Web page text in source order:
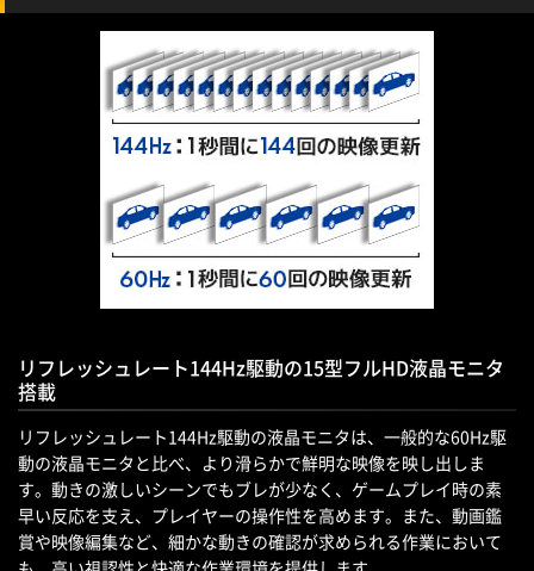
リフレッシュレート144Hz駆動の15型フルHD液晶モニタ
搭載
リフレッシュレート144Hz駆動の液晶モニタは、一般的な60Hz駆
動の液晶モニタと比べ、より滑らかで鮮明な映像を映し出しま
す。動きの激しいシーンでもブレが少なく、ゲームプレイ時の素
早い反応を支え、プレイヤーの操作性を高めます。また、動画鑑
賞や映像編集など、細かな動きの確認が求められる作業において